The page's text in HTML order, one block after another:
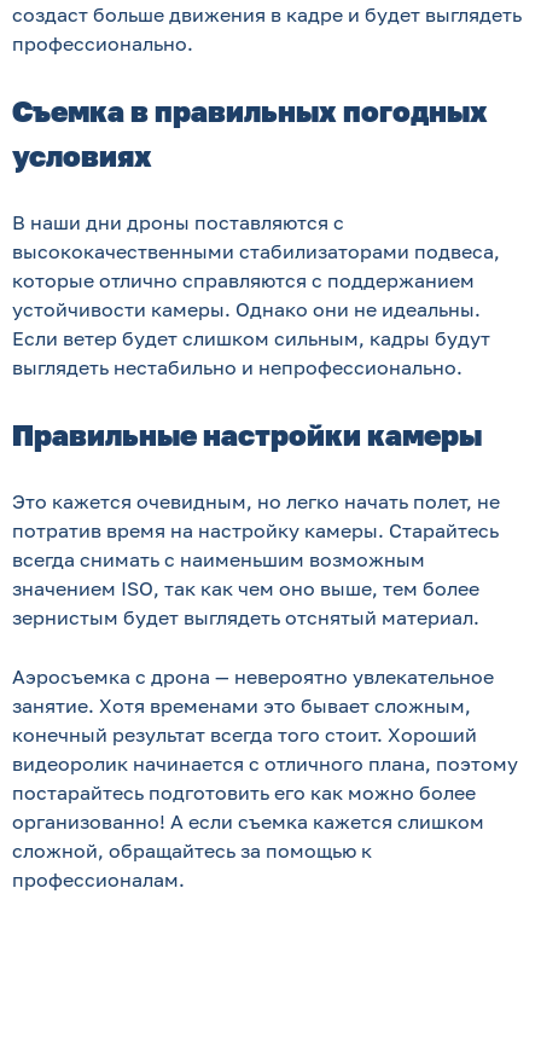
создаст больше движения в кадре и будет выглядеть
профессионально.
Съемка в правильных погодных
условиях
В наши дни дроны поставляются с
высококачественными стабилизаторами подвеса,
которые отлично справляются с поддержанием
устойчивости камеры. Однако они не идеальны.
Если ветер будет слишком сильным, кадры будут
выглядеть нестабильно и непрофессионально.
Правильные настройки камеры
Это кажется очевидным, но легко начать полет, не
потратив время на настройку камеры. Старайтесь
всегда снимать с наименьшим возможным
значением ISO, так как чем оно выше, тем более
зернистым будет выглядеть отснятый материал.
Аэросъемка с дрона — невероятно увлекательное
занятие. Хотя временами это бывает сложным,
конечный результат всегда того стоит. Хороший
видеоролик начинается с отличного плана, поэтому
постарайтесь подготовить его как можно более
организованно! А если съемка кажется слишком
сложной, обращайтесь за помощью к
профессионалам.